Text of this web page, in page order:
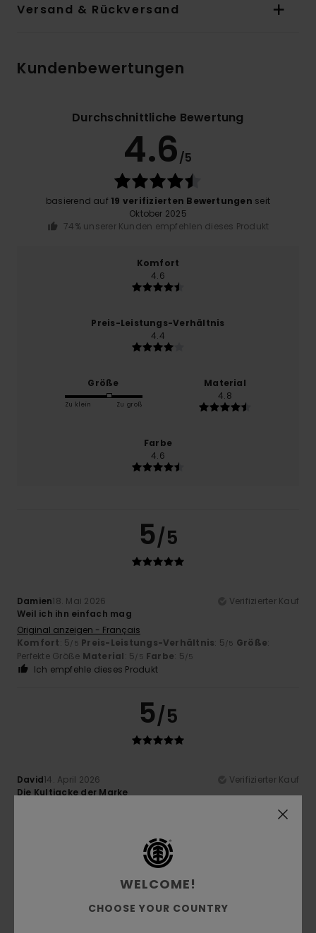
Versand & Rückversand
Kundenbewertungen
Durchschnittliche Bewertung
4.6/5
basierend auf 19 verifizierten Bewertungen seit
Oktober 2025
74% unserer Kunden empfehlen dieses Produkt
Komfort
4.6
Preis-Leistungs-Verhältnis
4.4
Größe
Zu klein Zu groß
Material
4.8
Farbe
4.6
5/5
Damien18. Mai 2026
Verifizierter Kauf
Weil ich ihn einfach mag
Original anzeigen - Français
Komfort: 5 /5 Preis-Leistungs-Verhältnis: 5 /5 Größe:
Perfekte Größe Material: 5 /5 Farbe: 5 /5
Ich empfehle dieses Produkt
5/5
David14. April 2026
Verifizierter Kauf
Die Kultjacke der Marke
: Klein
Ich empfehle dieses Produkt
4/5
WELCOME!
CHOOSE YOUR COUNTRY